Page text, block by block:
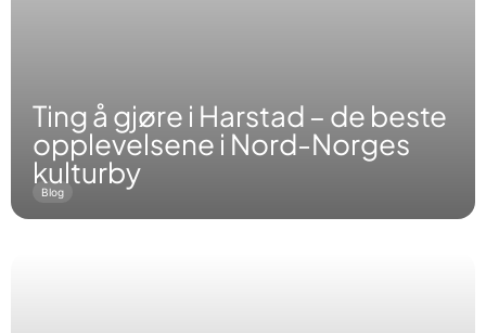
Ting å gjøre i Harstad – de beste
opplevelsene i Nord-Norges
kulturby
Blog